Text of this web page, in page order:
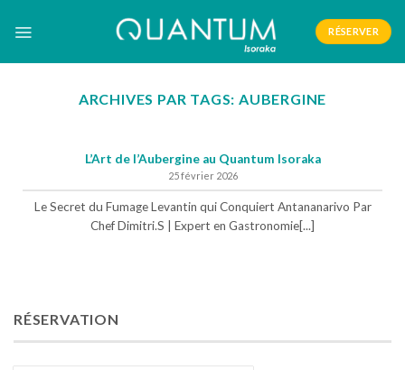
RÉSERVER
ARCHIVES PAR TAGS: AUBERGINE
L’Art de l’Aubergine au Quantum Isoraka
25 février 2026
Le Secret du Fumage Levantin qui Conquiert Antananarivo Par
Chef Dimitri.S | Expert en Gastronomie[...]
RÉSERVATION